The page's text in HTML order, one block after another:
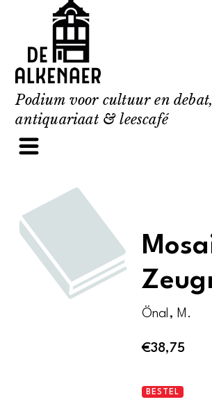
content
Podium voor cultuur en debat,
antiquariaat & leescafé
Önal, M.
€38,75
Mosaics
BESTEL